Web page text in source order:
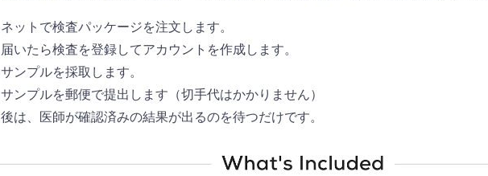
ネットで検査パッケージを注文します。
届いたら検査を登録してアカウントを作成します。
サンプルを採取します。
サンプルを郵便で提出します（切手代はかかりません）
後は、医師が確認済みの結果が出るのを待つだけです。